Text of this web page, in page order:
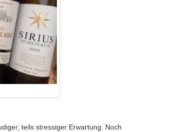
teils stressiger Erwartung. Noch